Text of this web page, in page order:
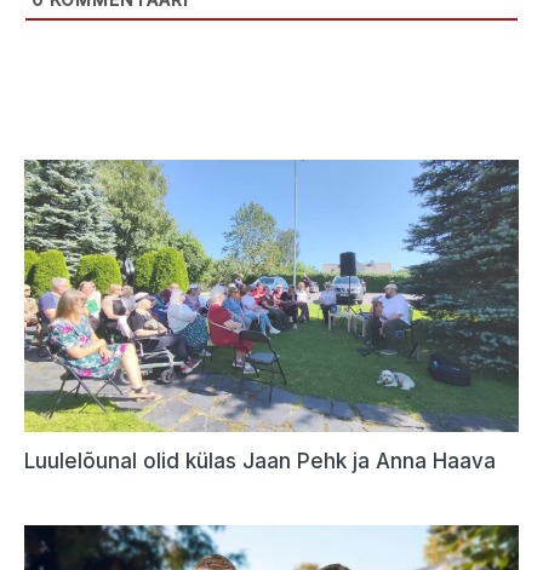
Luulelõunal olid külas Jaan Pehk ja Anna Haava